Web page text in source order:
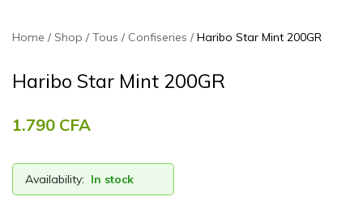
Home Shop Tous Confiseries Haribo Star Mint 200GR
Haribo Star Mint 200GR
1.790 CFA
Availability: In stock